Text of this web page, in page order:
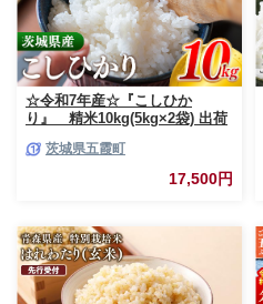
☆令和7年産☆『こしひか
り』 精米10kg(5kg×2袋) 出荷
米 お米 10kg コメ こめ 人気 銘
柄 家計応援 中山産業 家庭用 茨
城県産 茨城県 五霞町【価格変
茨城県五霞町
17,500円